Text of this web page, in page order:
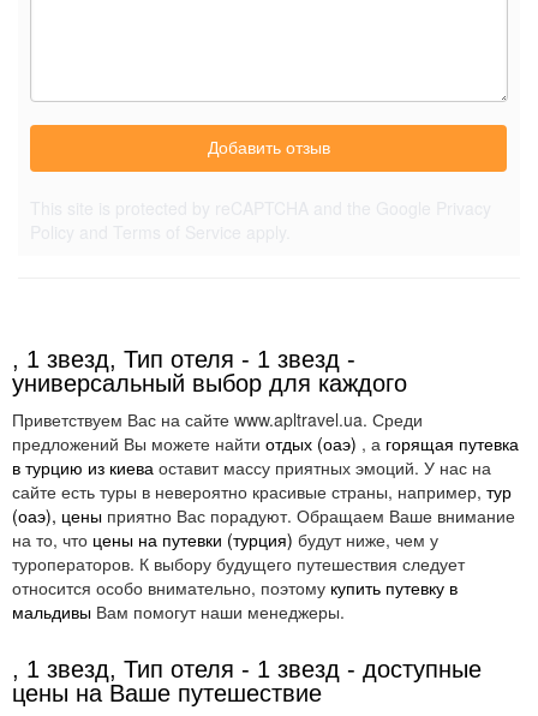
Добавить отзыв
, 1 звезд, Тип отеля - 1 звезд -
универсальный выбор для каждого
Приветствуем Вас на сайте www.apltravel.ua. Среди
предложений Вы можете найти отдых (оаэ) , а горящая путевка
в турцию из киева оставит массу приятных эмоций. У нас на
сайте есть туры в невероятно красивые страны, например, тур
(оаэ), цены приятно Вас порадуют. Обращаем Ваше внимание
на то, что цены на путевки (турция) будут ниже, чем у
туроператоров. К выбору будущего путешествия следует
относится особо внимательно, поэтому купить путевку в
мальдивы Вам помогут наши менеджеры.
, 1 звезд, Тип отеля - 1 звезд - доступные
цены на Ваше путешествие